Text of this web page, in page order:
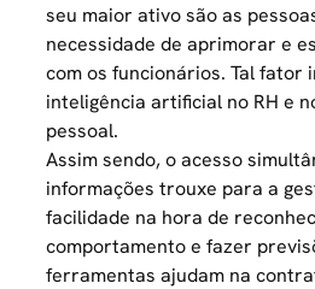
seu maior ativo são as
necessidade de aprimorar e
com os funcionários. Tal fator
inteligência artificial no RH e
pessoal.
Assim sendo, o acesso
informações trouxe para a
facilidade na hora de
comportamento e fazer
ferramentas ajudam na